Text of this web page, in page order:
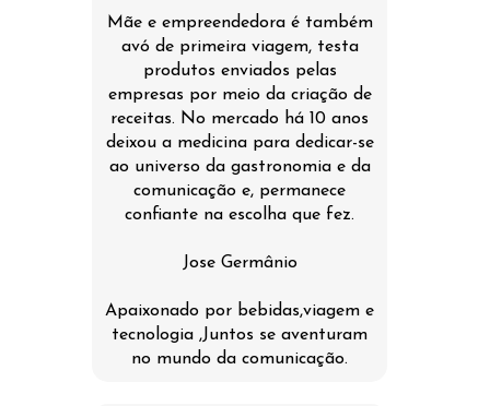
Mãe e empreendedora é também
avó de primeira viagem, testa
produtos enviados pelas
empresas por meio da criação de
receitas. No mercado há 10 anos
deixou a medicina para dedicar-se
ao universo da gastronomia e da
comunicação e, permanece
confiante na escolha que fez.
Jose Germânio
Apaixonado por bebidas,viagem e
tecnologia ,Juntos se aventuram
no mundo da comunicação.